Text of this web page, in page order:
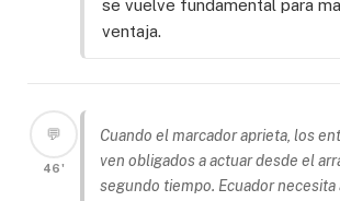
se vuelve fundamental para
ventaja.
💬
46'
Cuando el marcador aprieta, los
ven obligados a actuar desde el
segundo tiempo. Ecuador